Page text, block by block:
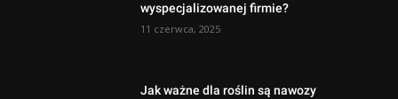
wyspecjalizowanej firmie?
11 czerwca, 2025
Jak ważne dla roślin są nawozy